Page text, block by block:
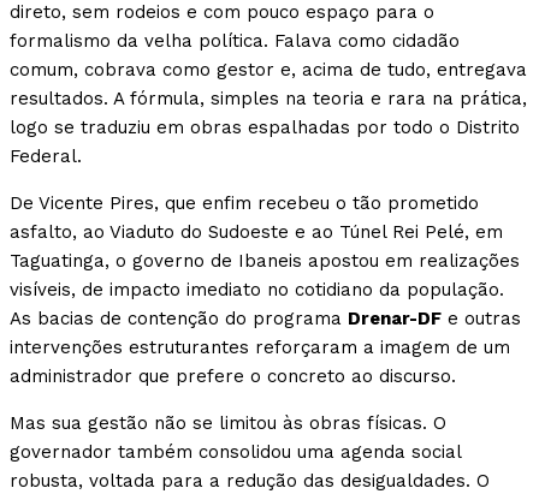
direto, sem rodeios e com pouco espaço para o
formalismo da velha política. Falava como cidadão
comum, cobrava como gestor e, acima de tudo, entregava
resultados. A fórmula, simples na teoria e rara na prática,
logo se traduziu em obras espalhadas por todo o Distrito
Federal.
De Vicente Pires, que enfim recebeu o tão prometido
asfalto, ao Viaduto do Sudoeste e ao Túnel Rei Pelé, em
Taguatinga, o governo de Ibaneis apostou em realizações
visíveis, de impacto imediato no cotidiano da população.
As bacias de contenção do programa Drenar-DF e outras
intervenções estruturantes reforçaram a imagem de um
administrador que prefere o concreto ao discurso.
Mas sua gestão não se limitou às obras físicas. O
governador também consolidou uma agenda social
robusta, voltada para a redução das desigualdades. O